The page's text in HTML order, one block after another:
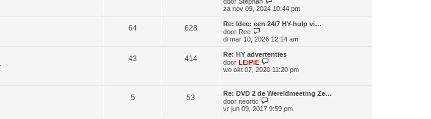
h
e
i
h
k
l
a
s
e
e
c
t
e
i
k
l
a
a
t
s
b
r
za nov 09, 2024 10:44 pm
64 628
Re: Idee: een 24/7 HY-hulp vi…
door Ree
e
i
j
k
l
t
s
t
di mar 10, 2026 12:14 am
43 414
Re: HY advertenties
door LEiPiE
e
j
k
l
a
wo okt 07, 2020 11:20 pm
5 53
Re: DVD 2 de Wereldmeeting Ze…
door neortic
e
vr jun 09, 2017 9:59 pm